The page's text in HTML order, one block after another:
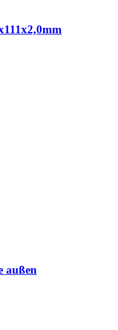
außen